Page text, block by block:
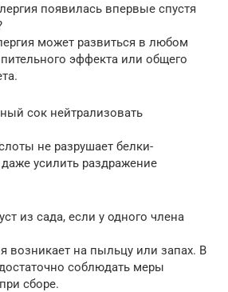
появилась впервые спустя
может развиться в любом
эффекта или общего
сок нейтрализовать
не разрушает белки-
усилить раздражение
из сада, если у одного члена
возникает на пыльцу или запах. В
соблюдать меры
сборе.